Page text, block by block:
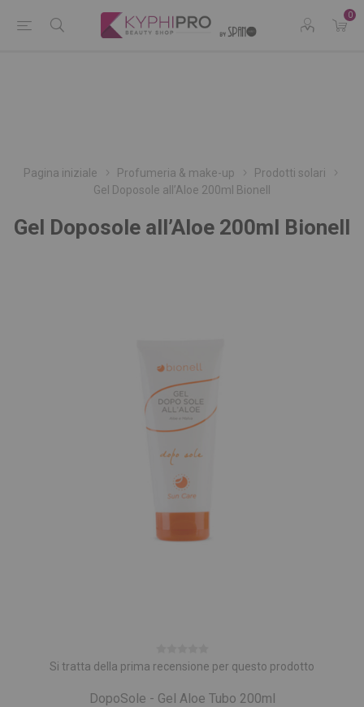
0
Pagina iniziale Profumeria & make-up
Prodotti solari
Gel Doposole all’Aloe 200ml Bionell
Gel Doposole all’Aloe 200ml Bionell
Si tratta della prima recensione per questo prodotto
DopoSole - Gel Aloe Tubo 200ml